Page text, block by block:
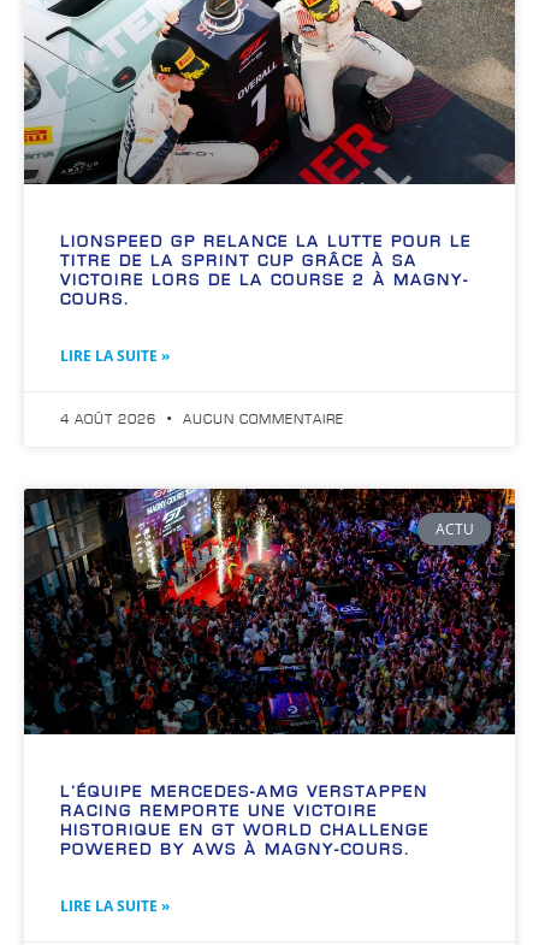
LIONSPEED GP RELANCE LA LUTTE POUR LE
TITRE DE LA SPRINT CUP GRÂCE À SA
VICTOIRE LORS DE LA COURSE 2 À MAGNY-
COURS.
LIRE LA SUITE »
4 AOÛT 2026 AUCUN COMMENTAIRE
ACTU
L’ÉQUIPE MERCEDES-AMG VERSTAPPEN
RACING REMPORTE UNE VICTOIRE
HISTORIQUE EN GT WORLD CHALLENGE
POWERED BY AWS À MAGNY-COURS.
LIRE LA SUITE »